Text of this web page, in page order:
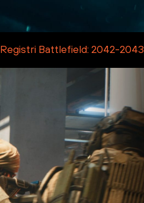
Registri Battlefield: 2042-2043